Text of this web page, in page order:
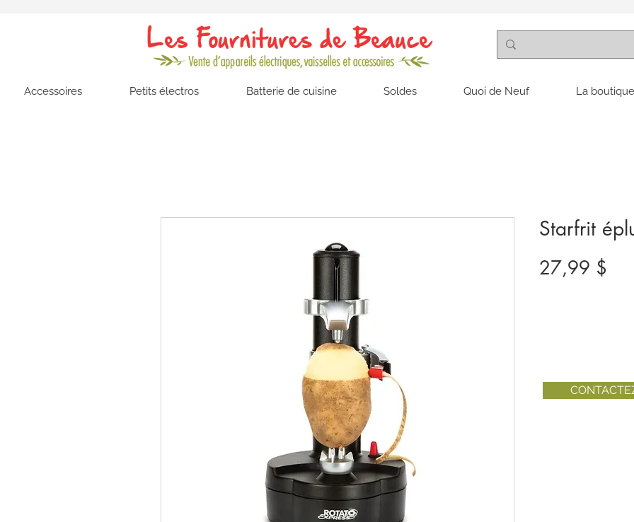
Accessoires Petits électros Batterie de cuisine Soldes Quoi de Neuf La
Starfrit
27,99 $